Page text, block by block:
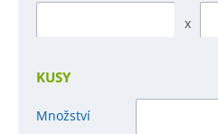
x
KUSY
Množství